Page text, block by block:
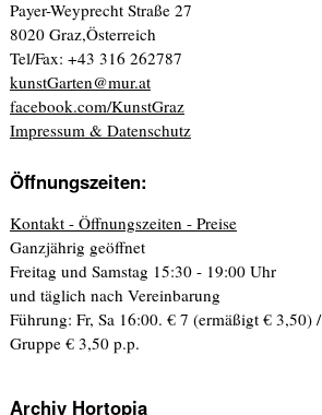
Payer-Weyprecht Straße 27
8020 Graz,Österreich
Tel/Fax: +43 316 262787
kunstGarten@mur.at
facebook.com/KunstGraz
Impressum & Datenschutz
Öffnungszeiten:
Kontakt - Öffnungszeiten - Preise
Ganzjährig geöffnet
Freitag und Samstag 15:30 - 19:00 Uhr
und täglich nach Vereinbarung
Führung: Fr, Sa 16:00. € 7 (ermäßigt € 3,50) /
Gruppe € 3,50 p.p.
Archiv Hortopia